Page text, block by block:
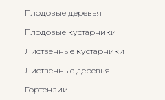
Плодовые деревья
Плодовые кустарники
Лиственные кустарники
Лиственные деревья
Гортензии